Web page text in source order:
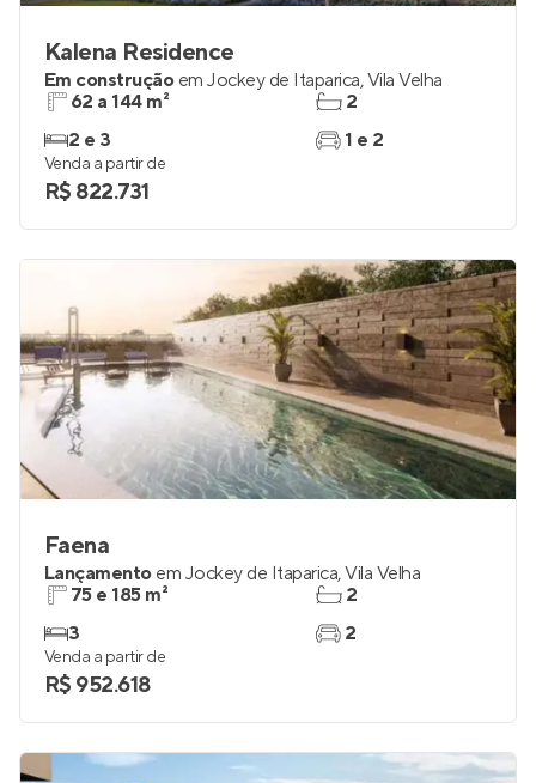
Kalena Residence
Em construção em Jockey de Itaparica,Vila Velha
62 a 144 m²
2 e 3
2
1 e 2
Venda a partir de
R$ 822.731
Faena
Lançamento em Jockey de Itaparica,Vila Velha
75 e 185 m²
3
2
2
Venda a partir de
R$ 952.618